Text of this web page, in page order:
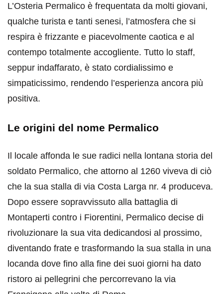
L’Osteria Permalico è frequentata da molti giovani,
qualche turista e tanti senesi, l’atmosfera che si
respira è frizzante e piacevolmente caotica e al
contempo totalmente accogliente. Tutto lo staff,
seppur indaffarato, è stato cordialissimo e
simpaticissimo, rendendo l’esperienza ancora più
positiva.
Le origini del nome Permalico
Il locale affonda le sue radici nella lontana storia del
soldato Permalico, che attorno al 1260 viveva di ciò
che la sua stalla di via Costa Larga nr. 4 produceva.
Dopo essere sopravvissuto alla battaglia di
Montaperti contro i Fiorentini, Permalico decise di
rivoluzionare la sua vita dedicandosi al prossimo,
diventando frate e trasformando la sua stalla in una
locanda dove fino alla fine dei suoi giorni ha dato
ristoro ai pellegrini che percorrevano la via